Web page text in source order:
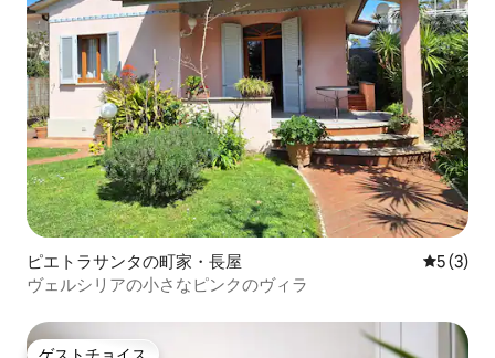
ピエトラサンタの町家・長屋 レビュー
5 (3)
ヴェルシリアの小さなピンクのヴィラ